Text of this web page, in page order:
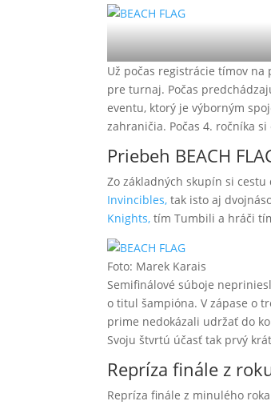
Už počas registrácie tímov
pre turnaj. Počas
eventu, ktorý je výborným
zahraničia. Počas 4. ročníka
Priebeh BEACH
Zo základných skupín si
Invincibles, tak isto aj
Knights, tím Tumbili a hráči
Foto: Marek Karais
Semifinálové súboje
o titul šampióna. V zápase o
prime nedokázali udržať do
Svoju štvrtú účasť tak prvý
Repríza finále z
Repríza finále z minulého